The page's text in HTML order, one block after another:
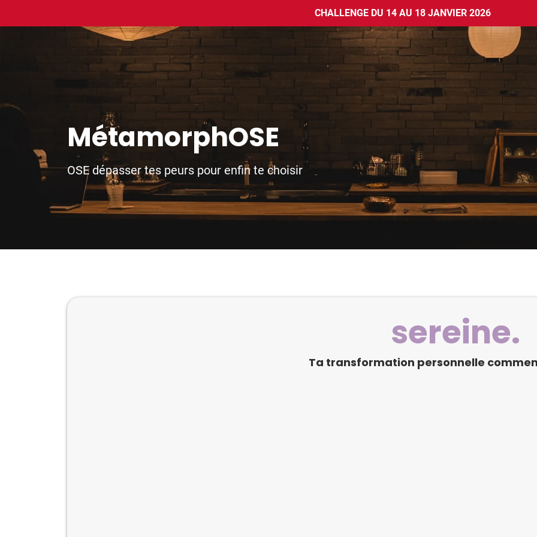
CHALLENGE DU 14 AU 18 JANVIER 2026
MétamorphOSE
OSE dépasser tes peurs pour enfin te choisir
sereine.
Ta transformation personnelle